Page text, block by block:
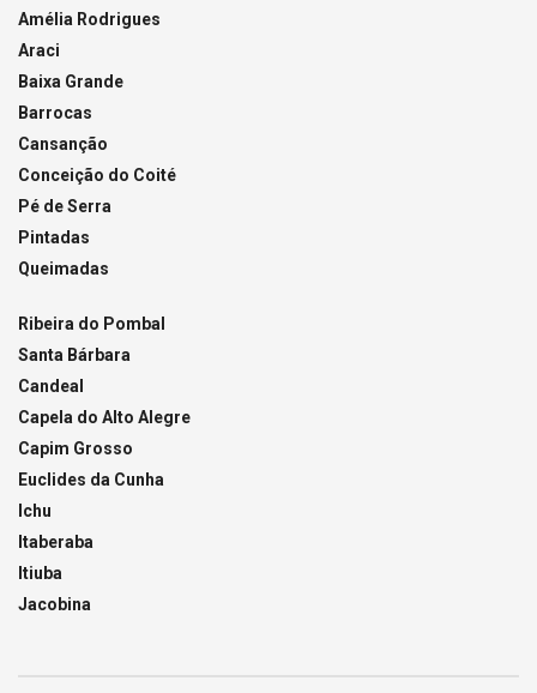
Amélia Rodrigues
Araci
Baixa Grande
Barrocas
Cansanção
Conceição do Coité
Pé de Serra
Pintadas
Queimadas
Ribeira do Pombal
Santa Bárbara
Candeal
Capela do Alto Alegre
Capim Grosso
Euclides da Cunha
Ichu
Itaberaba
Itiuba
Jacobina